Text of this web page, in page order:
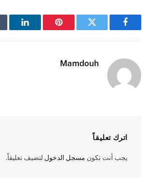
فيسبوك تويتر بينتيريستلينكدإن
Mamdouh
اترك تعليقاً
يجب أنت تكون مسجل الدخول لتضيف تعليقاً.